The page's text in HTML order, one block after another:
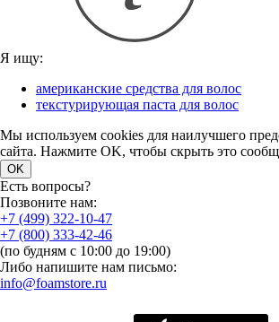
Я ищу:
американские средства для волос
текстурирующая паста для волос
Мы используем cookies для наилучшего
сайта. Нажмите OK, чтобы скрыть это
OK
Есть вопросы?
Позвоните нам:
+7 (499) 322-10-47
+7 (800) 333-42-46
(по будням с 10:00 до 19:00)
Либо напишите нам письмо:
info@foamstore.ru